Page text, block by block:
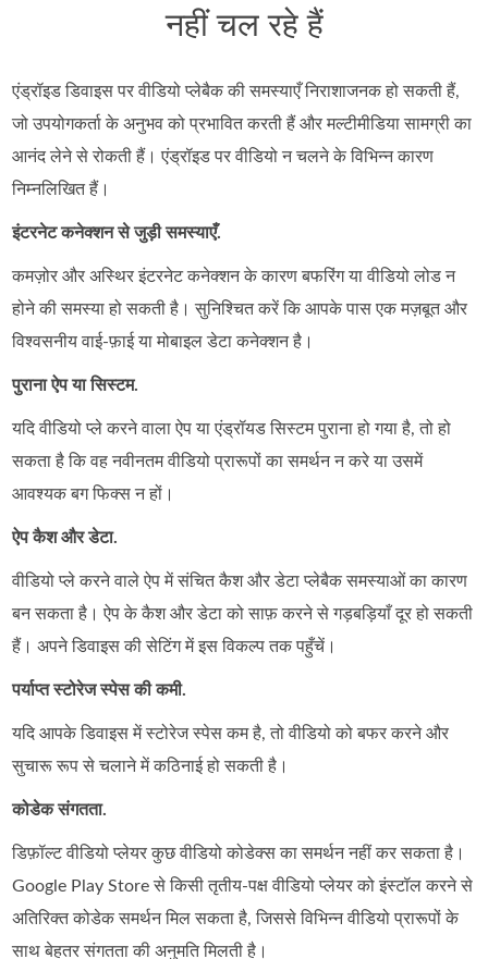
नहीं चल रहे हैं
एंड्रॉइड डिवाइस पर वीडियो प्लेबैक की समस्याएँ निराशाजनक हो सकती हैं,
जो उपयोगकर्ता के अनुभव को प्रभावित करती हैं और मल्टीमीडिया सामग्री का
आनंद लेने से रोकती हैं। एंड्रॉइड पर वीडियो न चलने के विभिन्न कारण
निम्नलिखित हैं।
इंटरनेट कनेक्शन से जुड़ी समस्याएँ.
कमज़ोर और अस्थिर इंटरनेट कनेक्शन के कारण बफरिंग या वीडियो लोड न
होने की समस्या हो सकती है। सुनिश्चित करें कि आपके पास एक मज़बूत और
विश्वसनीय वाई-फ़ाई या मोबाइल डेटा कनेक्शन है।
पुराना ऐप या सिस्टम.
यदि वीडियो प्ले करने वाला ऐप या एंड्रॉयड सिस्टम पुराना हो गया है, तो हो
सकता है कि वह नवीनतम वीडियो प्रारूपों का समर्थन न करे या उसमें
आवश्यक बग फिक्स न हों।
ऐप कैश और डेटा.
वीडियो प्ले करने वाले ऐप में संचित कैश और डेटा प्लेबैक समस्याओं का कारण
बन सकता है। ऐप के कैश और डेटा को साफ़ करने से गड़बड़ियाँ दूर हो सकती
हैं। अपने डिवाइस की सेटिंग में इस विकल्प तक पहुँचें।
पर्याप्त स्टोरेज स्पेस की कमी.
यदि आपके डिवाइस में स्टोरेज स्पेस कम है, तो वीडियो को बफर करने और
सुचारू रूप से चलाने में कठिनाई हो सकती है।
कोडेक संगतता.
डिफ़ॉल्ट वीडियो प्लेयर कुछ वीडियो कोडेक्स का समर्थन नहीं कर सकता है।
Google Play Store से किसी तृतीय-पक्ष वीडियो प्लेयर को इंस्टॉल करने से
अतिरिक्त कोडेक समर्थन मिल सकता है, जिससे विभिन्न वीडियो प्रारूपों के
साथ बेहतर संगतता की अनुमति मिलती है।